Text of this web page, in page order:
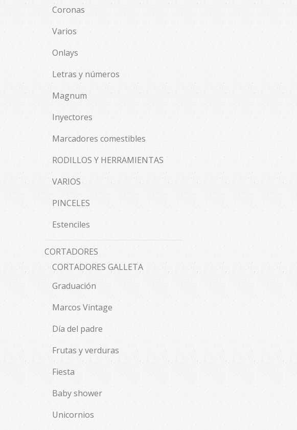
Coronas
Varios
Onlays
Letras y números
Magnum
Inyectores
Marcadores comestibles
RODILLOS Y HERRAMIENTAS
VARIOS
PINCELES
Estenciles
CORTADORES
CORTADORES GALLETA
Graduación
Marcos Vintage
Día del padre
Frutas y verduras
Fiesta
Baby shower
Unicornios